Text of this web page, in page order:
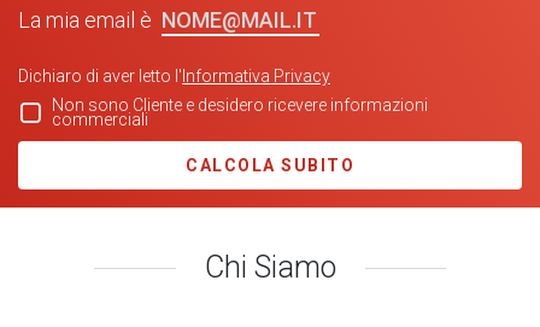
La mia email è NOME@MAIL.IT
Dichiaro di aver letto l' Informativa Privacy
Non sono Cliente e desidero ricevere informazioni
commerciali
CALCOLA SUBITO
Chi Siamo